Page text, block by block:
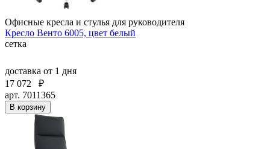
Офисные кресла и стулья для руководителя
Кресло Венто 6005, цвет белый
сетка
доставка от 1 дня
17 072
₽
арт. 7011365
В корзину